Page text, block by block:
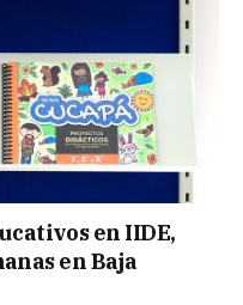
en IIDE,
en Baja